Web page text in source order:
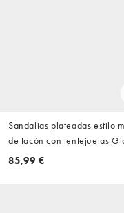
Sandalias plateadas estilo
de tacón con lentejuelas
de Azalea Wang
85,99 €